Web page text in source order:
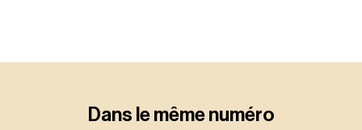
Dans le même numéro